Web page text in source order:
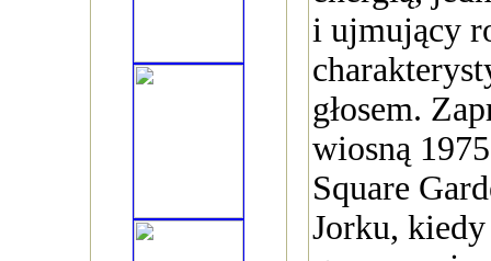
i ujmujący
głosem.
wiosną
Square
Jorku,